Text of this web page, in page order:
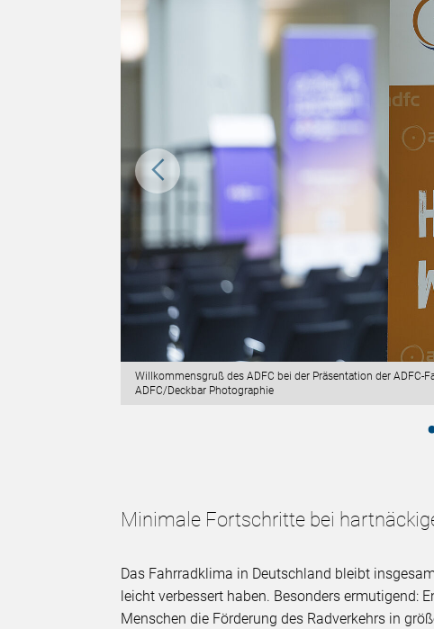
Willkommensgruß des ADFC bei der Präsentation der
ADFC/Deckbar Photographie
Minimale Fortschritte bei
Das Fahrradklima in Deutschland bleibt
leicht verbessert haben. Besonders ermutigend:
Menschen die Förderung des Radverkehrs in